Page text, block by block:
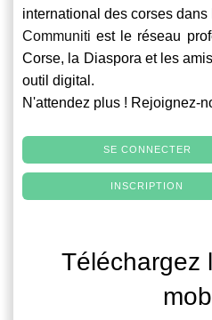
international des corses dans
Communiti est le réseau
Corse, la Diaspora et les
outil digital.
N'attendez plus ! Rejoignez-
SE CONNECTER
INSCRIPTION
Téléchargez